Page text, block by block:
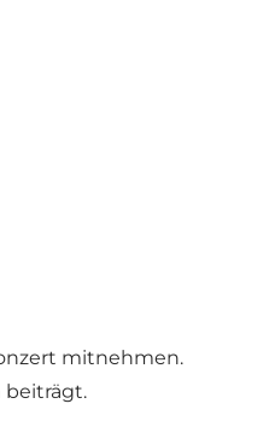
mitnehmen.
beiträgt.